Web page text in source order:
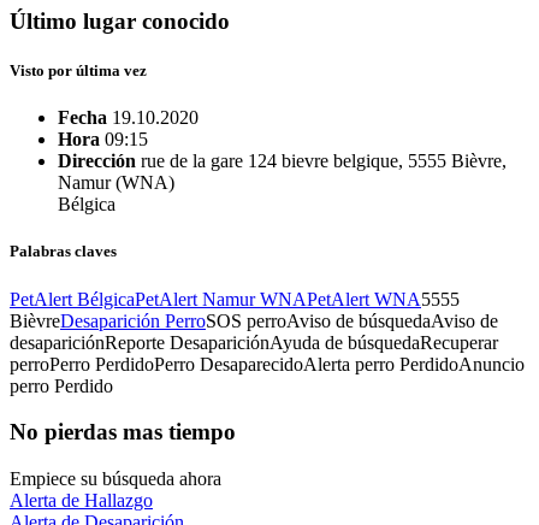
Último lugar conocido
Visto por última vez
Fecha 19.10.2020
Hora 09:15
Dirección rue de la gare 124 bievre belgique, 5555 Bièvre,
Namur (WNA)
Bélgica
Palabras claves
PetAlert BélgicaPetAlert Namur WNAPetAlert WNA5555
BièvreDesaparición PerroSOS perroAviso de búsquedaAviso de
desapariciónReporte DesapariciónAyuda de búsquedaRecuperar
perroPerro PerdidoPerro DesaparecidoAlerta perro PerdidoAnuncio
perro Perdido
No pierdas mas tiempo
Empiece su búsqueda ahora
Alerta de Hallazgo